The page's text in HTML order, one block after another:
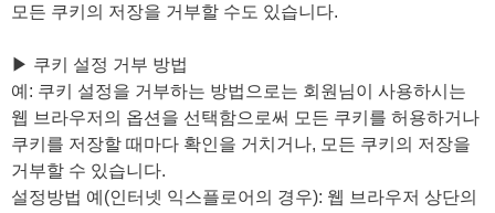
모든 쿠키의 저장을 거부할 수도 있습니다.
▶ 쿠키 설정 거부 방법
예: 쿠키 설정을 거부하는 방법으로는 회원님이 사용하시는
웹 브라우저의 옵션을 선택함으로써 모든 쿠키를 허용하거나
쿠키를 저장할 때마다 확인을 거치거나, 모든 쿠키의 저장을
거부할 수 있습니다.
설정방법 예(인터넷 익스플로어의 경우): 웹 브라우저 상단의